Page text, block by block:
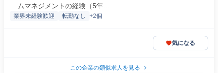
ムマネジメントの経験（5年...
業界未経験歓迎 転勤なし +2個
気になる
この企業の類似求人を見る